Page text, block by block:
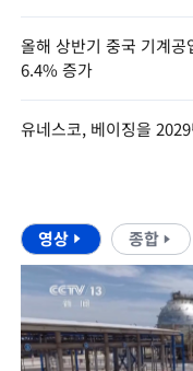
올해 상반기 중국 기계
6.4% 증가
유네스코, 베이징을
영상 종합